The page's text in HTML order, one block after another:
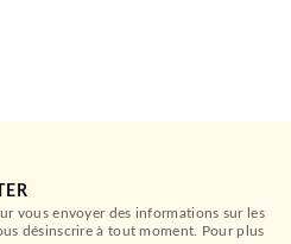
vous envoyer des informations sur les
désinscrire à tout moment. Pour plus